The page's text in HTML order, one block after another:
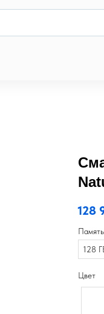
128
Память
128
Цвет